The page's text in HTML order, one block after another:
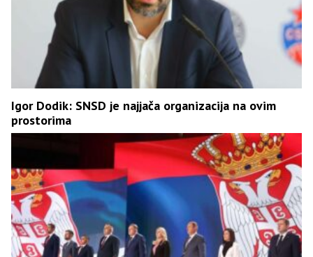
Igor Dodik: SNSD je najjača organizacija na ovim
prostorima